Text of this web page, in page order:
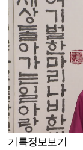
기록정보보기